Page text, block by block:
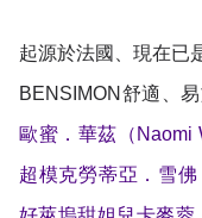
起源於法國、現在已
BENSIMON舒適、
歐蜜．華茲（Naomi
超模克勞蒂亞．雪